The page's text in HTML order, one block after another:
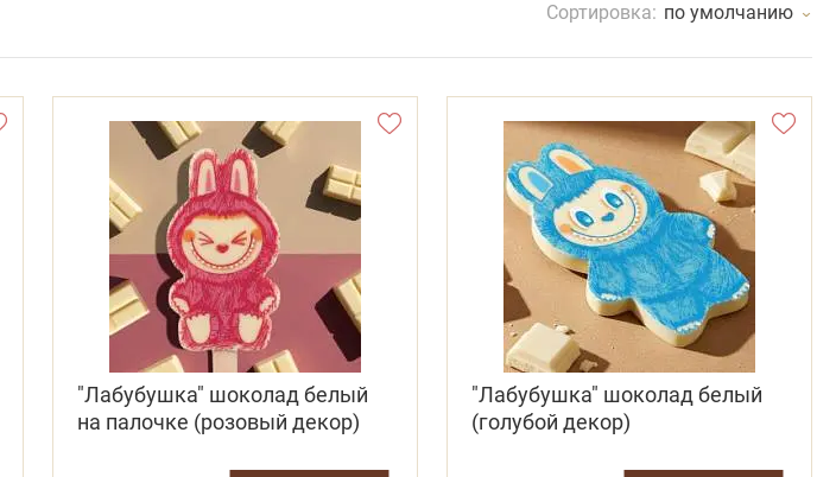
Сортировка: по умолчанию
"Лабубушка" шоколад белый
на палочке (розовый декор)
"Лабубушка" шоколад белый
(голубой декор)